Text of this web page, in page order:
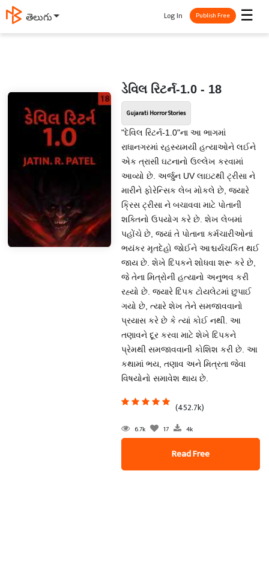
తెలుగు ☰
Log In Publish Free
ડેવિલ રિટર્ન-1.0 - 18
Gujarati Horror Stories
"દેવિલ રિટર્ન-1.0"ના આ ભાગમાં
રાધાનગરમાં રહસ્યમયી હત્યાઓને લઈને
એક ત્રાસી ઘટનાનો ઉલ્લેખ કરવામાં
આવ્યો છે. અર્જુન UV લાઇટથી ટ્રીસા ને
મારીને ફોરેન્સિક લેબ મોકલે છે, જ્યારે
ક્રિસ ટ્રીસા ને બચાવવા માટે પોતાની
શક્તિનો ઉપયોગ કરે છે. શેખ લેબમાં
પહોંચે છે, જ્યાં તે પોતાના કર્મચારીઓનાં
ભયંકર મૃતદેહો જોઈને આશ્ચર્યચકિત થઈ
જાય છે. શેખે દિપકને શોધવા શરૂ કરે છે,
જે તેના મિત્રોની હત્યાનો અનુભવ કરી
રહ્યો છે. જ્યારે દિપક ટોયલેટમાં છુપાઈ
ગયો છે, ત્યારે શેખ તેને સમજાવવાનો
પ્રયાસ કરે છે કે ત્યાં કોઈ નથી. આ
તણાવને દૂર કરવા માટે શેખે દિપકને
પ્રેમથી સમજાવવાની કોશિશ કરી છે. આ
કથામાં ભય, તણાવ અને મિત્રતા જેવા
વિષયોનો સમાવેશ થાય છે.
(452.7k)
6.7k 17 4k
Read Free